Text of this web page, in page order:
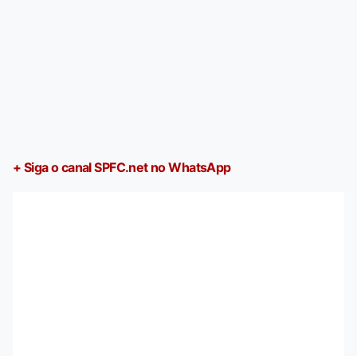
+ Siga o canal SPFC.net no WhatsApp